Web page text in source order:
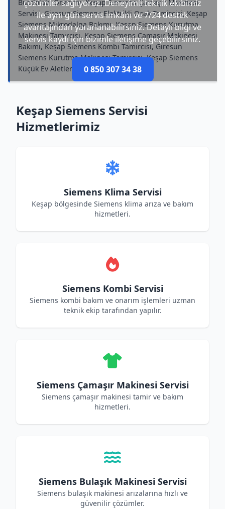
çözümler sağlıyoruz. Deneyimli teknik ekibimiz
ile aynı gün servis imkânı ve 7/24 destek
avantajından yararlanabilirsiniz. Detaylı bilgi ve
servis kaydı için bizimle iletişime geçebilirsiniz.
0 850 307 34 38
Buzdolabı Onarımı, Keşap Siemens Çamaşır Makinesi
Servisi, Giresun Siemens Elektrikli Ocak Tamircisi, Keşap
Siemens Mikrodalga Bakımı, Keşap Siemens Kurutma
Makinesi Tamircisi, Keşap Siemens Çamaşır Makinesi
Bakımı, Keşap Siemens Kombi Tamircisi, Giresun
Siemens Kurutma Makinesi Tamircisi, Keşap Siemens
Küçük Ev Aletleri Bakımı
Keşap Siemens Servisi
Hizmetlerimiz
Siemens Klima Servisi
Keşap bölgesinde Siemens klima arıza ve bakım
hizmetleri.
Siemens Kombi Servisi
Siemens kombi bakım ve onarım işlemleri uzman
teknik ekip tarafından yapılır.
Siemens Çamaşır Makinesi Servisi
Siemens çamaşır makinesi tamir ve bakım
hizmetleri.
Siemens Bulaşık Makinesi Servisi
Siemens bulaşık makinesi arızalarına hızlı ve
güvenilir çözümler.